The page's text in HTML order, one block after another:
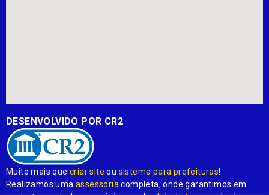
DESENVOLVIDO POR CR2
Muito mais quecriar site ou sistema para prefeituras!
Realizamos umaassessoria completa, onde garantimos em